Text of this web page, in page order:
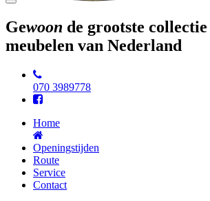
Toggle
Gewoon de grootste
meubelen van Nederland
070 3989778
Home
Openingstijden
Route
Service
Contact